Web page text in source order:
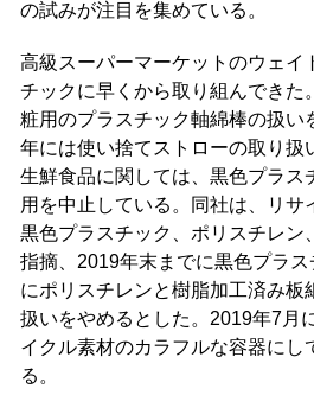
の試みが注目を集めている。
高級スーパーマーケットのウェイ
チックに早くから取り組んできた
粧用のプラスチック軸綿棒の扱い
年には使い捨てストローの取り扱
生鮮食品に関しては、黒色プラス
用を中止している。同社は、リサ
黒色プラスチック、ポリスチレン
指摘、2019年末までに黒色プラ
にポリスチレンと樹脂加工済み板
扱いをやめるとした。2019年7月
イクル素材のカラフルな容器にし
る。